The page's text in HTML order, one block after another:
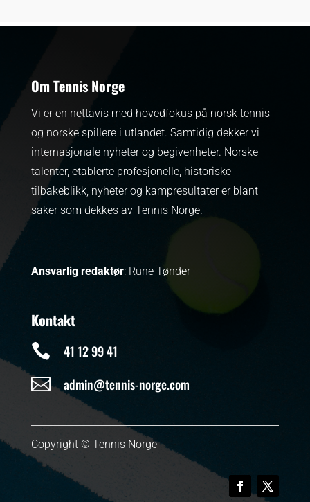
Om Tennis Norge
Vi er en nettavis med hovedfokus på norsk tennis
og norske spillere i utlandet. Samtidig dekker vi
internasjonale nyheter og begivenheter. Norske
talenter, etablerte profesjonelle, historiske
tilbakeblikk, nyheter og kampresultater er blant
saker som dekkes av Tennis Norge.
Ansvarlig redaktør: Rune Tønder
Kontakt
 41 12 99 41
 admin@tennis-norge.com
Copyright © Tennis Norge